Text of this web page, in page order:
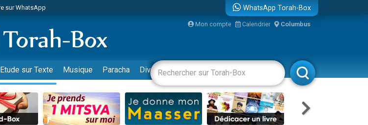
sur WhatsApp
pour 5 jours de vacances aux Orphelins
pour Diane, 80 ans, dans un appartement insalubre
bénédiction
sur WhatsApp
pour Sauvez la jambe de Yohan
WhatsApp Torah-Box
Mon compte Calendrier Columbus
Etude sur Texte Musique Paracha Divertissements Livres Rabbanim